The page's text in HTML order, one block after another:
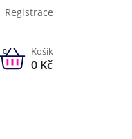
Registrace
0 Košík
0 Kč